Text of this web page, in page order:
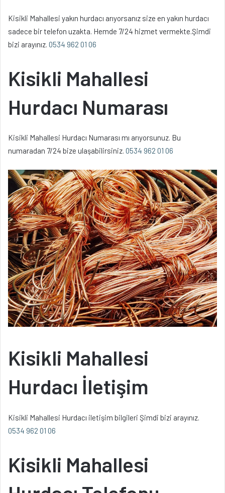
Kisikli Mahallesi yakın hurdacı arıyorsanız size en yakın hurdacı
sadece bir telefon uzakta. Hemde 7/24 hizmet vermekte.Şimdi
bizi arayınız. 0534 962 01 06
Kisikli Mahallesi
Hurdacı Numarası
Kisikli Mahallesi Hurdacı Numarası mı arıyorsunuz. Bu
numaradan 7/24 bize ulaşabilirsiniz. 0534 962 01 06
Kisikli Mahallesi
Hurdacı İletişim
Kisikli Mahallesi Hurdacı iletişim bilgileri Şimdi bizi arayınız.
0534 962 01 06
Kisikli Mahallesi